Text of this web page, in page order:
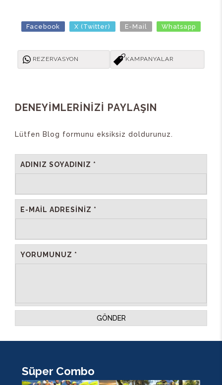
Facebook X (Twitter) E-Mail Whatsapp
REZERVASYON KAMPANYALAR
DENEYİMLERİNİZİ PAYLAŞIN
Lütfen Blog formunu eksiksiz doldurunuz.
ADINIZ SOYADINIZ *
E-MAIL ADRESINIZ *
YORUMUNUZ *
GÖNDER
Süper Combo